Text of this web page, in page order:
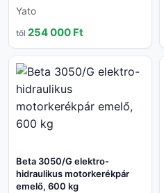
Yato
től 254 000 Ft
Beta 3050/G elektro-
hidraulikus motorkerékpár
emelő, 600 kg